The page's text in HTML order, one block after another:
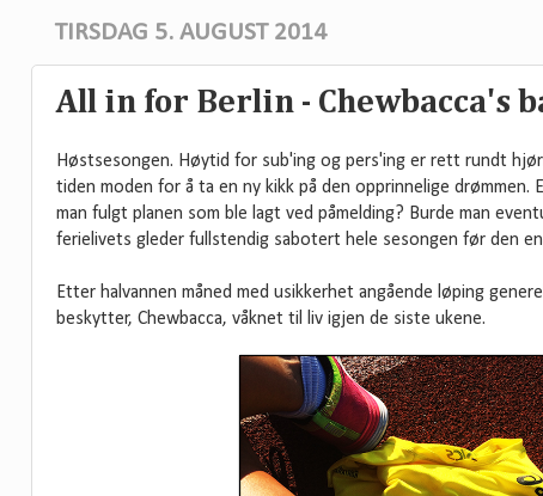
TIRSDAG 5. AUGUST 2014
All in for Berlin - Chewbacca's
Høstsesongen. Høytid for sub'ing og pers'ing er rett rundt
tiden moden for å ta en ny kikk på den opprinnelige drømmen.
man fulgt planen som ble lagt ved påmelding? Burde man
ferielivets gleder fullstendig sabotert hele sesongen før den
Etter halvannen måned med usikkerhet angående løping
beskytter, Chewbacca, våknet til liv igjen de siste ukene.